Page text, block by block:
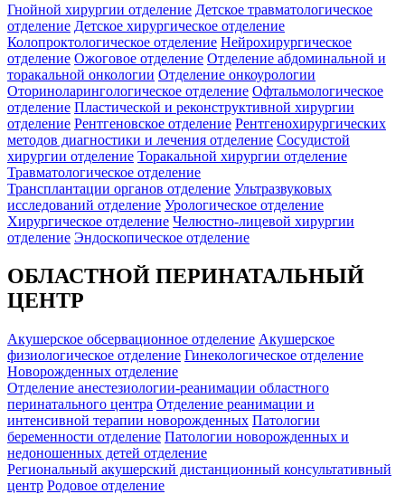
Гнойной хирургии отделение Детское травматологическое
отделение Детское хирургическое отделение
Колопроктологическое отделение Нейрохирургическое
отделение Ожоговое отделение Отделение абдоминальной и
торакальной онкологии Отделение онкоурологии
Оториноларингологическое отделение Офтальмологическое
отделение Пластической и реконструктивной хирургии
отделение Рентгеновское отделение Рентгенохирургических
методов диагностики и лечения отделение Сосудистой
хирургии отделение Торакальной хирургии отделение
Травматологическое отделение
Трансплантации органов отделение Ультразвуковых
исследований отделение Урологическое отделение
Хирургическое отделение Челюстно-лицевой хирургии
отделение Эндоскопическое отделение
ОБЛАСТНОЙ ПЕРИНАТАЛЬНЫЙ
ЦЕНТР
Акушерское обсервационное отделение Акушерское
физиологическое отделение Гинекологическое отделение
Новорожденных отделение
Отделение анестезиологии-реанимации областного
перинатального центра Отделение реанимации и
интенсивной терапии новорожденных Патологии
беременности отделение Патологии новорожденных и
недоношенных детей отделение
Региональный акушерский дистанционный консультативный
центр Родовое отделение